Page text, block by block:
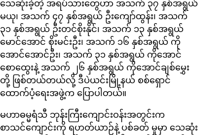
သေဆုံးခဲ့တဲ့ အရပ်သားတွေဟာ အသက် ၃၇ နှစ်အရွယ်
မယု၊ အသက် ၄၇ နှစ်အရွယ် ဦးကျော်ထွန်း၊ အသက်
၃၁ နှစ်အရွယ် ဦးတင်စိုးနိုင်၊ အသက် ၁၃ နှစ်အရွယ်
မောင်အောင် စိုးမင်းဦး၊ အသက် ၁၆ နှစ်အရွယ် ကို
အောင်အောင်ဦး၊ အသက် ၃၁ နှစ်အရွယ် ကိုအောင်
စောထွေးနဲ့ အသက် ၂၆ နှစ်အရွယ် ကိုအောင်ချစ်မွှေး
တို့ ဖြစ်တယ်တယ်လို့ ဒီပဲယင်းမြို့နယ် စစ်ရှောင်
ထောက်ပံ့ရေးအဖွဲ့က ပြောပါတယ်။
မဟာဓမ္မရံသီ ဘုန်းကြီးကျောင်းဝန်းအတွင်းက
စာသင်ကျောင်းကို ရဟတ်ယာဉ်နဲ့ ပစ်ခတ် မှုမှာ သေဆုံး